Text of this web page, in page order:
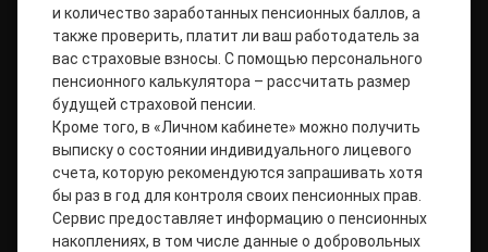
и количество заработанных пенсионных баллов, а
также проверить, платит ли ваш работодатель за
вас страховые взносы. С помощью персонального
пенсионного калькулятора – рассчитать размер
будущей страховой пенсии.
Кроме того, в «Личном кабинете» можно получить
выписку о состоянии индивидуального лицевого
счета, которую рекомендуются запрашивать хотя
бы раз в год для контроля своих пенсионных прав.
Сервис предоставляет информацию о пенсионных
накоплениях, в том числе данные о добровольных